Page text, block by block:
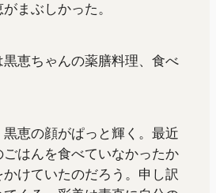
まぶしかった。
黒恵ちゃんの薬膳料理、食べ
恵の顔がぱっと輝く。最近
はんを食べていなかったか
けていたのだろう。申し訳